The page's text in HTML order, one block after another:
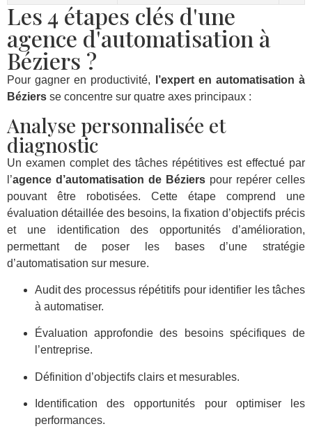
Les 4 étapes clés d'une
agence d'automatisation à
Béziers ?
Pour gagner en productivité,
l’expert en automatisation à
Béziers se concentre sur quatre axes principaux :
Analyse personnalisée et
diagnostic
Un examen complet des tâches répétitives est effectué par
l’agence d’automatisation de Béziers pour repérer celles
pouvant être robotisées. Cette étape comprend une
évaluation détaillée des besoins, la fixation d’objectifs précis
et une identification des opportunités d’amélioration,
permettant de poser les bases d’une stratégie
d’automatisation sur mesure.
Audit des processus répétitifs pour identifier les tâches
à automatiser.
Évaluation approfondie des besoins spécifiques de
l’entreprise.
Définition d’objectifs clairs et mesurables.
Identification des opportunités pour optimiser les
performances.